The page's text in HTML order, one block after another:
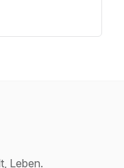
Leben.